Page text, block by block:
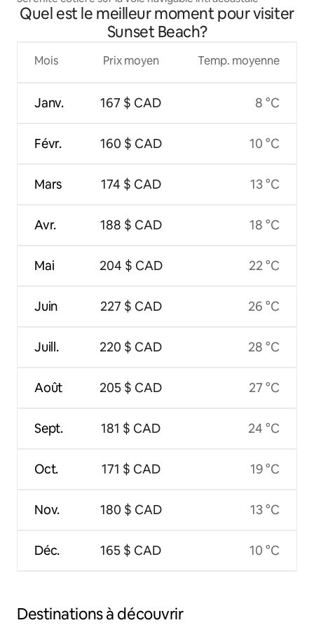
Quel est le meilleur moment pour visiter
Sunset Beach?
Mois
Janv.
Févr.
Mars
Avr.
Mai
Juin
Juill.
Août
Sept.
Oct.
Nov.
Déc.
Prix moyen
167 $ CAD
160 $ CAD
174 $ CAD
188 $ CAD
204 $ CAD
227 $ CAD
220 $ CAD
205 $ CAD
181 $ CAD
171 $ CAD
180 $ CAD
165 $ CAD
Temp. moyenne
8 °C
10 °C
13 °C
18 °C
22 °C
26 °C
28 °C
27 °C
24 °C
19 °C
13 °C
10 °C
Destinations à découvrir